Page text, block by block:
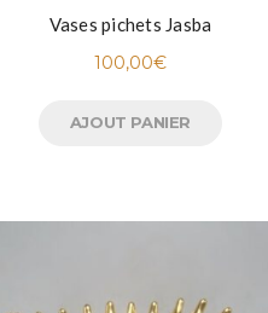
Vases pichets Jasba
100,00€
AJOUT PANIER